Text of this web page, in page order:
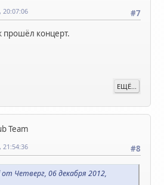
#7
20:07:06
прошёл концерт.
ЕЩЁ...
Team
#8
21:54:36
Четверг, 06 декабря 2012,